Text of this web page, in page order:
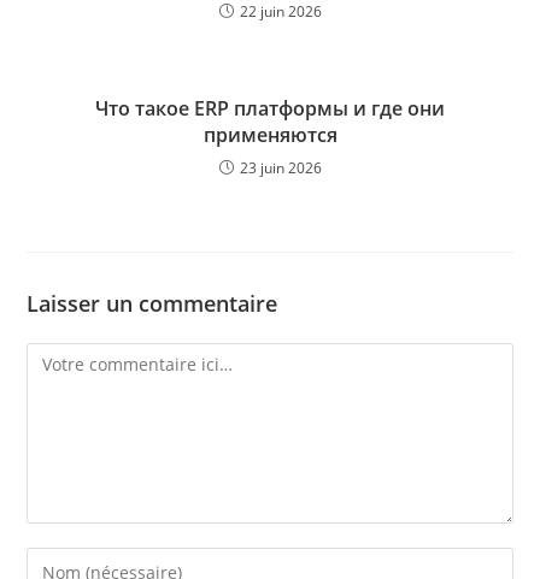
22 juin 2026
Что такое ERP платформы и где они
применяются
23 juin 2026
Laisser un commentaire